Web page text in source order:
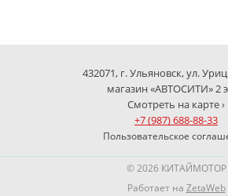
432071, г. Ульяновск, ул.
магазин «АВТОСИТИ» 2
Смотреть на карте ›
+7 (987) 688-88-33
Пользовательское
© 2026 КИТАЙМОТОР
Работает на ZetaWeb